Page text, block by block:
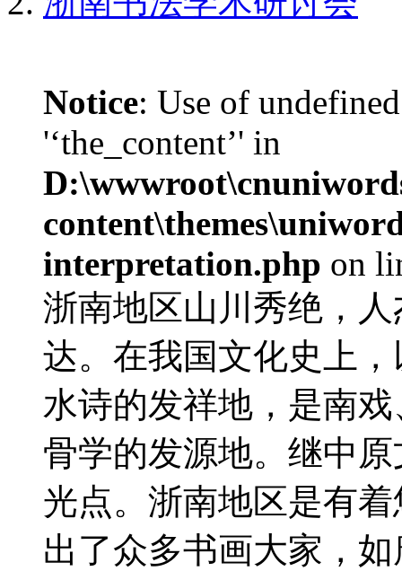
Notice: Use of
'‘the_content’' in
interpretation.php on
浙南地区山川秀绝，
达。在我国文化史上
水诗的发祥地，是南
骨学的发源地。继中
光点。浙南地区是有
出了众多书画大家，